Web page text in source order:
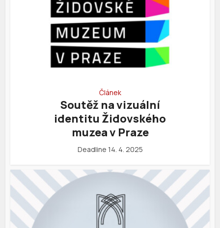
Článek
Soutěž na vizuální
identitu Židovského
muzea v Praze
Deadline 14. 4. 2025